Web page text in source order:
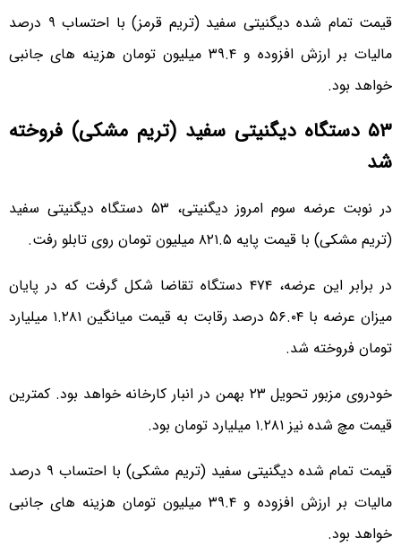
قیمت تمام شده دیگنیتی سفید (تریم قرمز) با احتساب ۹ درصد
مالیات بر ارزش افزوده و ۳۹.۴ میلیون تومان هزینه های جانبی
خواهد بود.
۵۳ دستگاه دیگنیتی سفید (تریم مشکی) فروخته
شد
در نوبت عرضه سوم امروز دیگنیتی، ۵۳ دستگاه دیگنیتی سفید
(تریم مشکی) با قیمت پایه ۸۲۱.۵ میلیون تومان روی تابلو رفت.
در برابر این عرضه، ۴۷۴ دستگاه تقاضا شکل گرفت که در پایان
میزان عرضه با ۵۶.۰۴ درصد رقابت به قیمت میانگین ۱.۲۸۱ میلیارد
تومان فروخته شد.
خودروی مزبور تحویل ۲۳ بهمن در انبار کارخانه خواهد بود. کمترین
قیمت مچ شده نیز ۱.۲۸۱ میلیارد تومان بود.
قیمت تمام شده دیگنیتی سفید (تریم مشکی) با احتساب ۹ درصد
مالیات بر ارزش افزوده و ۳۹.۴ میلیون تومان هزینه های جانبی
خواهد بود.